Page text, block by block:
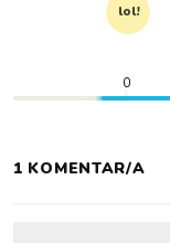
lol!
0
1 KOMENTAR/A